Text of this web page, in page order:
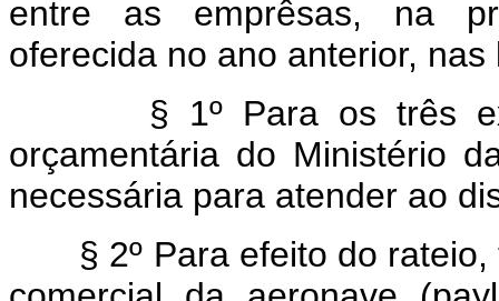
entre as emprêsas, na
oferecida no ano anterior,
§ 1º Para os três
orçamentária do Ministério
necessária para atender ao
§ 2º Para efeito do rateio,